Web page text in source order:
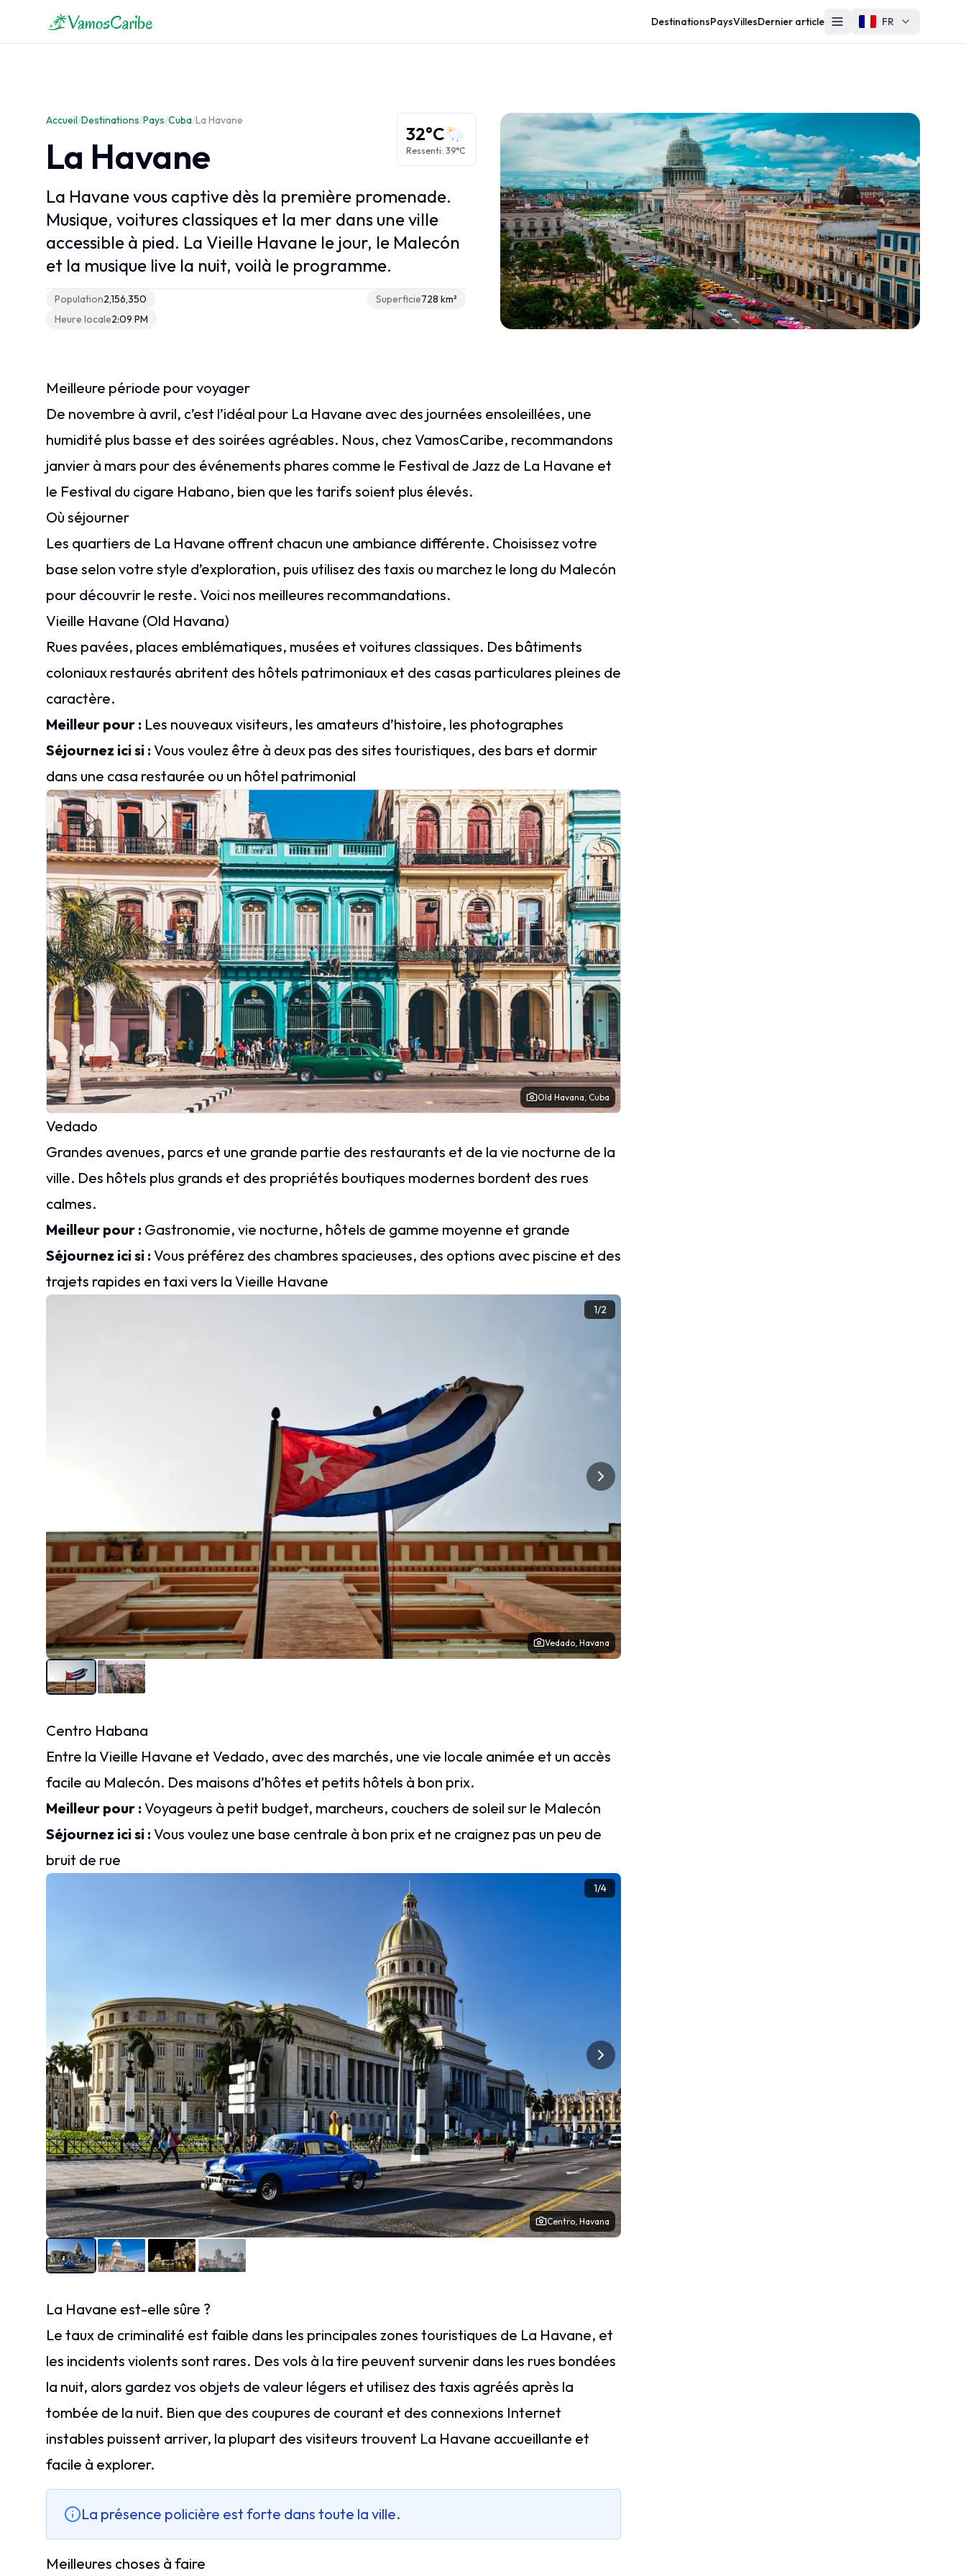
DestinationsPaysVillesDernier article FR
Climat des Caraïbes
Petites Antilles
Caraïbes Françaises
Accueil/Destinations/Pays/Cuba/La Havane
La Havane
La Havane vous captive dès la première promenade.
Musique, voitures classiques et la mer dans une ville
accessible à pied. La Vieille Havane le jour, le Malecón
et la musique live la nuit, voilà le programme.
Population2,156,350
Heure locale2:09 PM
Superficie728 km²
32°C
Ressenti: 39°C
Meilleure période pour voyager
De novembre à avril, c’est l’idéal pour La Havane avec des journées ensoleillées, une
humidité plus basse et des soirées agréables. Nous, chez VamosCaribe, recommandons
janvier à mars pour des événements phares comme le Festival de Jazz de La Havane et
le Festival du cigare Habano, bien que les tarifs soient plus élevés.
Où séjourner
Les quartiers de La Havane offrent chacun une ambiance différente. Choisissez votre
base selon votre style d’exploration, puis utilisez des taxis ou marchez le long du Malecón
pour découvrir le reste. Voici nos meilleures recommandations.
Vieille Havane (Old Havana)
Rues pavées, places emblématiques, musées et voitures classiques. Des bâtiments
coloniaux restaurés abritent des hôtels patrimoniaux et des casas particulares pleines de
caractère.
Meilleur pour : Les nouveaux visiteurs, les amateurs d’histoire, les photographes
Séjournez ici si : Vous voulez être à deux pas des sites touristiques, des bars et dormir
dans une casa restaurée ou un hôtel patrimonial
Old Havana, Cuba
Vedado
Grandes avenues, parcs et une grande partie des restaurants et de la vie nocturne de la
ville. Des hôtels plus grands et des propriétés boutiques modernes bordent des rues
calmes.
Meilleur pour : Gastronomie, vie nocturne, hôtels de gamme moyenne et grande
Séjournez ici si : Vous préférez des chambres spacieuses, des options avec piscine et des
trajets rapides en taxi vers la Vieille Havane
1/2
Vedado, Havana
Centro Habana
Entre la Vieille Havane et Vedado, avec des marchés, une vie locale animée et un accès
facile au Malecón. Des maisons d’hôtes et petits hôtels à bon prix.
Meilleur pour : Voyageurs à petit budget, marcheurs, couchers de soleil sur le Malecón
Séjournez ici si : Vous voulez une base centrale à bon prix et ne craignez pas un peu de
bruit de rue
1/4
Centro, Havana
La Havane est-elle sûre ?
Le taux de criminalité est faible dans les principales zones touristiques de La Havane, et
les incidents violents sont rares. Des vols à la tire peuvent survenir dans les rues bondées
la nuit, alors gardez vos objets de valeur légers et utilisez des taxis agréés après la
tombée de la nuit. Bien que des coupures de courant et des connexions Internet
instables puissent arriver, la plupart des visiteurs trouvent La Havane accueillante et
facile à explorer.
La présence policière est forte dans toute la ville.
Meilleures choses à faire